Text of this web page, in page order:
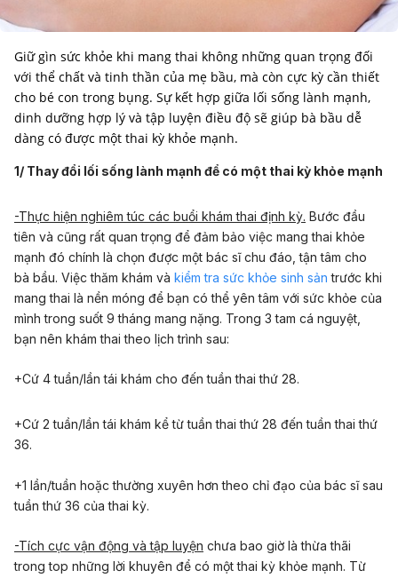
Giữ gìn sức khỏe khi mang thai không những quan trọng đối
với thể chất và tinh thần của mẹ bầu, mà còn cực kỳ cần thiết
cho bé con trong bụng. Sự kết hợp giữa lối sống lành mạnh,
dinh dưỡng hợp lý và tập luyện điều độ sẽ giúp bà bầu dễ
dàng có được một thai kỳ khỏe mạnh.
1/ Thay đổi lối sống lành mạnh để có một thai kỳ khỏe mạnh
-Thực hiện nghiêm túc các buổi khám thai định kỳ. Bước đầu
tiên và cũng rất quan trọng để đảm bảo việc mang thai khỏe
mạnh đó chính là chọn được một bác sĩ chu đáo, tận tâm cho
bà bầu. Việc thăm khám và kiểm tra sức khỏe sinh sản trước khi
mang thai là nền móng để bạn có thể yên tâm với sức khỏe của
mình trong suốt 9 tháng mang nặng. Trong 3 tam cá nguyệt,
bạn nên khám thai theo lịch trình sau:
+Cứ 4 tuần/lần tái khám cho đến tuần thai thứ 28.
+Cứ 2 tuần/lần tái khám kể từ tuần thai thứ 28 đến tuần thai thứ
36.
+1 lần/tuần hoặc thường xuyên hơn theo chỉ đạo của bác sĩ sau
tuần thứ 36 của thai kỳ.
-Tích cực vận động và tập luyện chưa bao giờ là thừa thãi
trong top những lời khuyên để có một thai kỳ khỏe mạnh. Từ